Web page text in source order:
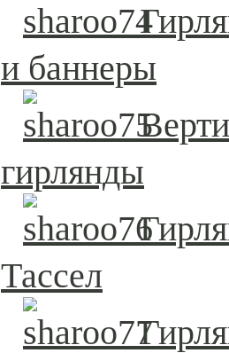
и баннеры
гирлянды
Тассел